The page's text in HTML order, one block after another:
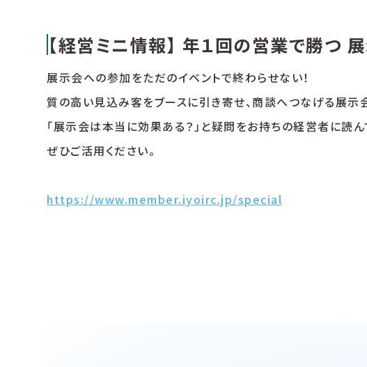
【経営ミニ情報】 年１回の営業で勝つ
展示会への参加をただのイベントで終わらせない！
質の高い見込み客をブースに引き寄せ、商談へつなげる展示
「展示会は本当に効果ある？」と疑問をお持ちの経営者に読ん
ぜひご活用ください。
https://www.member.iyoirc.jp/special